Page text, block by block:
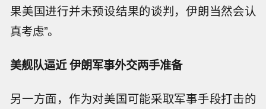
果美国进行并未预设结果的谈判，伊朗当然会认
真考虑”。
美舰队逼近 伊朗军事外交两手准备
另一方面，作为对美国可能采取军事手段打击的